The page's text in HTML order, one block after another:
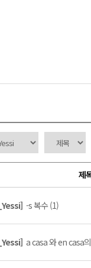
제
-s 복수 (1)
a casa 와 en casa